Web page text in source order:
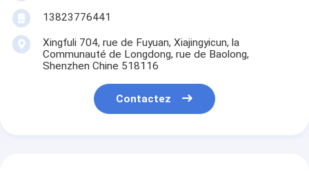
13823776441
Xingfuli 704, rue de Fuyuan, Xiajingyicun, la
Communauté de Longdong, rue de Baolong,
Shenzhen Chine 518116
Contactez